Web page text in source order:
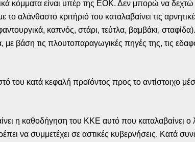
κόμματα είναι υπέρ της ΕΟΚ. Δεν μπορώ να
αλάνθαστο κριτήριό του καταλαβαίνει τις
καπνός, στάρι, τεύτλα, βαμβάκι, σταφίδα).
βάση τις πλουτοπαραγωγικές πηγές της, τις
του κατά κεφαλή προϊόντος προς το
η καθοδήγηση του ΚΚΕ αυτό που καταλαβαίνει ο
να συμμετέχει σε αστικές κυβερνήσεις. Κατά